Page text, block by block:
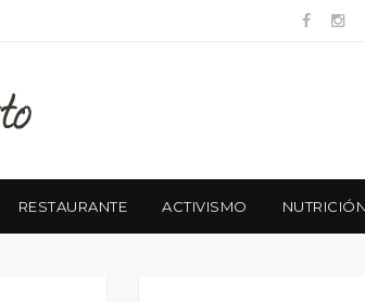
RESTAURANTE ACTIVISMO NUTRICIÓN